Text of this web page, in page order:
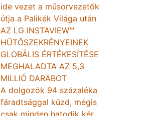
ide vezet a műsorvezetők
útja a Palikék Világa után
AZ LG INSTAVIEW™
HŰTŐSZEKRÉNYEINEK
GLOBÁLIS ÉRTÉKESÍTÉSE
MEGHALADTA AZ 5,3
MILLIÓ DARABOT
A dolgozók 94 százaléka
fáradtsággal küzd, mégis
csak minden hatodik kér